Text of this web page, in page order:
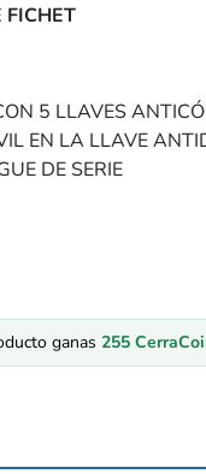
5 LLAVES
EN LA LLAVE
DE SERIE
ganas 255